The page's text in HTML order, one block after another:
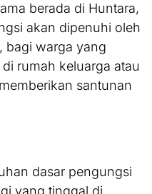
berada di Huntara,
akan dipenuhi oleh
bagi warga yang
rumah keluarga atau
santunan
dasar pengungsi
yang tinggal di